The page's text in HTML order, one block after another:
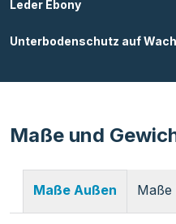
Leder Ebony
Unterbodenschutz auf
Maße und
Maße Außen